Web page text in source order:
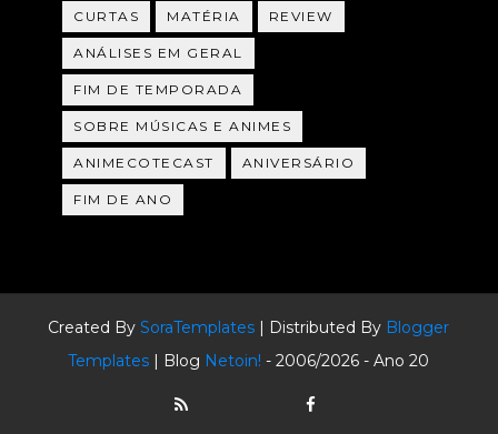
CURTAS MATÉRIA REVIEW
ANÁLISES EM GERAL
FIM DE TEMPORADA
SOBRE MÚSICAS E ANIMES
ANIMECOTECAST ANIVERSÁRIO
FIM DE ANO
Created BySoraTemplates | Distributed By Blogger
Templates | Blog Netoin! - 2006/2026 - Ano 20